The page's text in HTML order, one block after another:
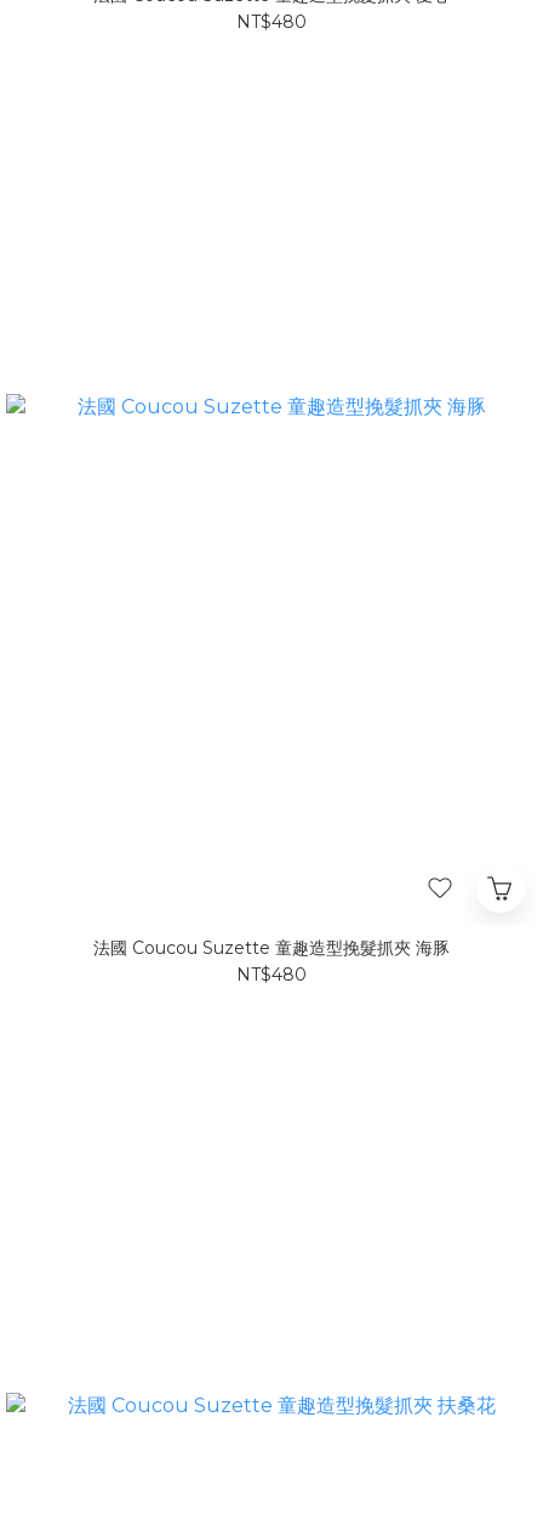
NT$480
法國 Coucou Suzette 童趣造型挽髮抓夾 海豚
NT$480